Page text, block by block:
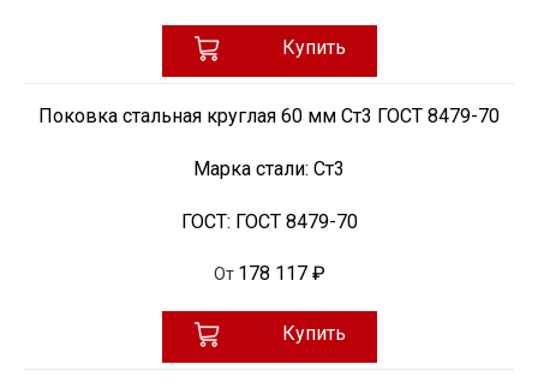
Купить
Поковка стальная круглая 60 мм Ст3 ГОСТ 8479-70
Марка стали: Ст3
ГОСТ: ГОСТ 8479-70
От 178 117 ₽
Купить